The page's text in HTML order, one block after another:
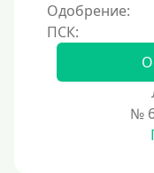
Одобрение:
№